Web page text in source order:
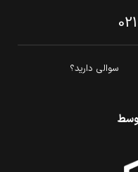
سوالی دارید؟